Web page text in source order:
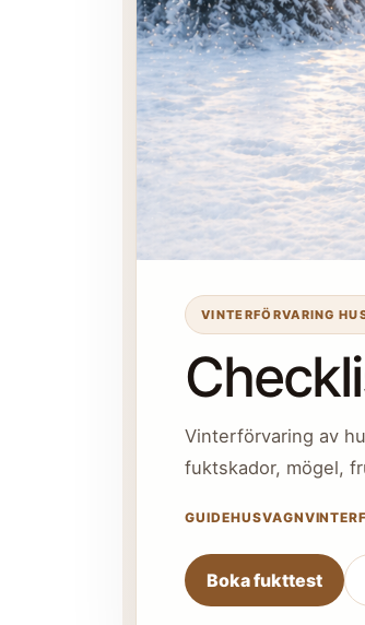
VINTERFÖRVARING
Vinterförvaring av
fuktskador, mögel,
GUIDEHUSVAGN
Boka fukttest